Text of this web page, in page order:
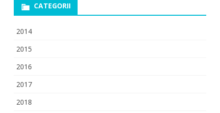
CATEGORII
2014
2015
2016
2017
2018